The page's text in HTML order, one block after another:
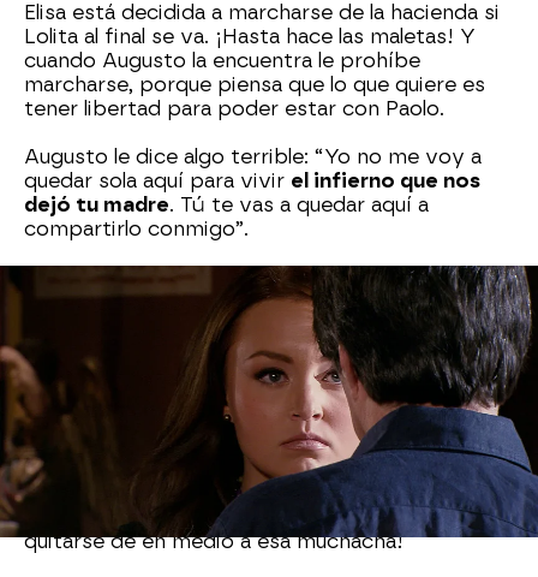
Elisa está decidida a marcharse de la hacienda si
Lolita al final se va. ¡Hasta hace las maletas! Y
cuando Augusto la encuentra le prohíbe
marcharse, porque piensa que lo que quiere es
tener libertad para poder estar con Paolo.
Augusto le dice algo terrible: “Yo no me voy a
quedar sola aquí para vivir el infierno que nos
dejó tu madre. Tú te vas a quedar aquí a
compartirlo conmigo”.
Al final Augusto permite que Lolita se quedeen
la casa para que Elisa pueda quedarse también,
aunque a Carmina no le guste nada la situación.
Por otro lado, Alfonsina está preocupada de ver
a Florencia tan inquieta y propone que se casen
cuando antes. Pero la prometida lo que propone
es marcharse a México. Gabino va a contarle a
Alfonsina que su hijo Damián
también está
demasiadopreocupado por Elisa. ¡No consigue
quitarse de en medio a esa muchacha!